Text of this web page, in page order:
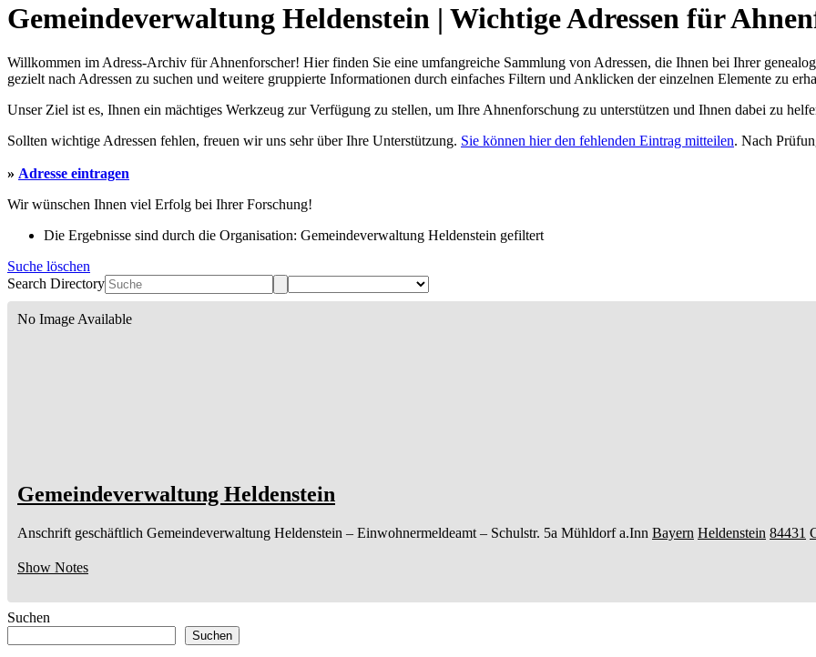
Gemeindeverwaltung Heldenstein | Wichtige Adressen für
Willkommen im Adress-Archiv für Ahnenforscher! Hier finden Sie eine umfangreiche Sammlung von Adressen, die Ihnen bei Ihrer
gezielt nach Adressen zu suchen und weitere gruppierte Informationen durch einfaches Filtern und Anklicken der einzelnen Elemente zu
Unser Ziel ist es, Ihnen ein mächtiges Werkzeug zur Verfügung zu stellen, um Ihre Ahnenforschung zu unterstützen und Ihnen dabei zu
Sollten wichtige Adressen fehlen, freuen wir uns sehr über Ihre Unterstützung. Sie können hier den fehlenden Eintrag mitteilen. Nach
» Adresse eintragen
Wir wünschen Ihnen viel Erfolg bei Ihrer Forschung!
Die Ergebnisse sind durch die Organisation: Gemeindeverwaltung Heldenstein gefiltert
Suche löschen
Search Directory
No Image Available
Gemeindeverwaltung Heldenstein
Anschrift geschäftlich Gemeindeverwaltung Heldenstein – Einwohnermeldeamt – Schulstr. 5a Mühldorf a.Inn Bayern Heldenstein 84431
Show Notes
Suchen
Suchen